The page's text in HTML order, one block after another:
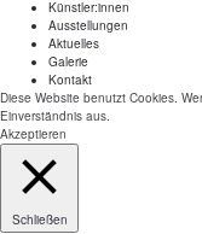
Künstler:innen
Ausstellungen
Aktuelles
Galerie
Kontakt
Diese Website benutzt Cookies.
Einverständnis aus.
Akzeptieren
Schließen